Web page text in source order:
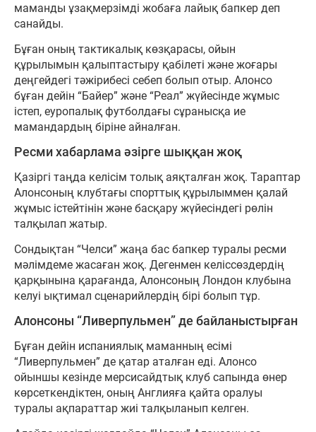
маманды ұзақмерзімді жобаға лайық бапкер деп
санайды.
Бұған оның тактикалық көзқарасы, ойын
құрылымын қалыптастыру қабілеті және жоғары
деңгейдегі тәжірибесі себеп болып отыр. Алонсо
бұған дейін “Байер” және “Реал” жүйесінде жұмыс
істеп, еуропалық футболдағы сұранысқа ие
мамандардың біріне айналған.
Ресми хабарлама әзірге шыққан жоқ
Қазіргі таңда келісім толық аяқталған жоқ. Тараптар
Алонсоның клубтағы спорттық құрылыммен қалай
жұмыс істейтінін және басқару жүйесіндегі рөлін
талқылап жатыр.
Сондықтан “Челси” жаңа бас бапкер туралы ресми
мәлімдеме жасаған жоқ. Дегенмен келіссөздердің
қарқынына қарағанда, Алонсоның Лондон клубына
келуі ықтимал сценарийлердің бірі болып тұр.
Алонсоны “Ливерпульмен” де байланыстырған
Бұған дейін испаниялық маманның есімі
“Ливерпульмен” де қатар аталған еді. Алонсо
ойыншы кезінде мерсисайдтық клуб сапында өнер
көрсеткендіктен, оның Англияға қайта оралуы
туралы ақпараттар жиі талқыланып келген.